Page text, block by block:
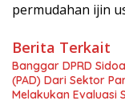
permudahan ijin
Berita Terkait
Banggar DPRD
(PAD) Dari Sektor
Melakukan Evaluasi